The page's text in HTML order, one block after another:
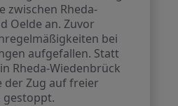
zwischen Rheda-
Oelde an. Zuvor
bei
aufgefallen. Statt
Rheda-Wiedenbrück
der Zug auf freier
gestoppt.